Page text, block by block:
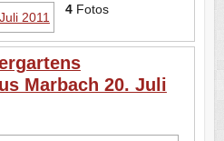
4Fotos
Marbach 20. Juli